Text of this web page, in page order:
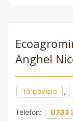
Anghel
Târgoviște ,
Telefon: 0733